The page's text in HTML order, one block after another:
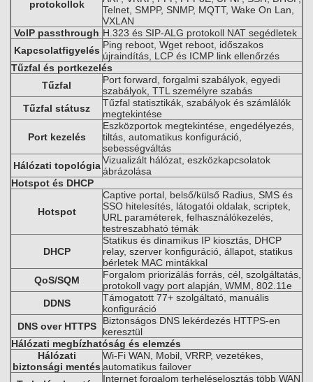
protokollok
Telnet, SMPP, SNMP, MQTT, Wake On Lan,
VXLAN
VoIP passthrough H.323 és SIP-ALG protokoll NAT segédletek
Kapcsolatfigyelés Ping reboot, Wget reboot, időszakos
újraindítás, LCP és ICMP link ellenőrzés
Tűzfal és portkezelés
Tűzfal
Port forward, forgalmi szabályok, egyedi
szabályok, TTL személyre szabás
Tűzfal státusz
Tűzfal statisztikák, szabályok és számlálók
megtekintése
Port kezelés
Eszközportok megtekintése, engedélyezés,
tiltás, automatikus konfiguráció,
sebességváltás
Hálózati topológia Vizualizált hálózat, eszközkapcsolatok
ábrázolása
Hotspot és DHCP
Hotspot
Captive portal, belső/külső Radius, SMS és
SSO hitelesítés, látogatói oldalak, scriptek,
URL paraméterek, felhasználókezelés,
testreszabható témák
DHCP
Statikus és dinamikus IP kiosztás, DHCP
relay, szerver konfiguráció, állapot, statikus
bérletek MAC mintákkal
QoS/SQM
Forgalom priorizálás forrás, cél, szolgáltatás,
protokoll vagy port alapján, WMM, 802.11e
DDNS
Támogatott 77+ szolgáltató, manuális
konfiguráció
DNS over HTTPS
Biztonságos DNS lekérdezés HTTPS-en
keresztül
Hálózati megbízhatóság és elemzés
Hálózati
biztonsági mentés
Wi-Fi WAN, Mobil, VRRP, vezetékes,
automatikus failover
Internet forgalom terheléselosztás több WAN